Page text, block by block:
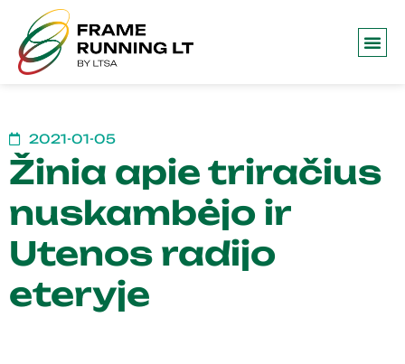
2021-01-05
Žinia apie triračius
nuskambėjo ir
Utenos radijo
eteryje